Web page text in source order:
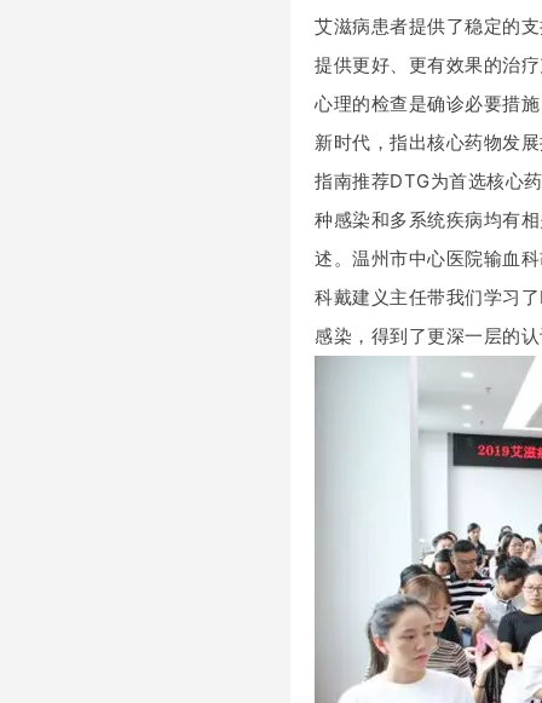
艾滋病患者提供了稳定的
提供更好、更有效果的治
心理的检查是确诊必要措
新时代，指出核心药物发
指南推荐DTG为首选核心
种感染和多系统疾病均有
述。温州市中心医院输血
科戴建义主任带我们学习
感染，得到了更深一层的